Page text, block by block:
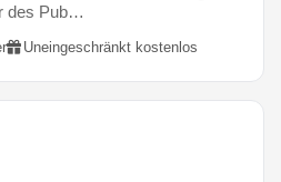
des Pub…
Uneingeschränkt kostenlos